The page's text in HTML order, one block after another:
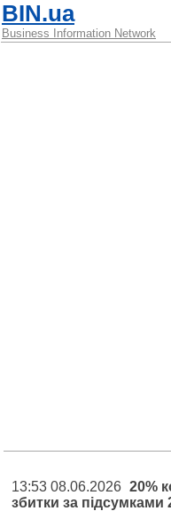
BIN.ua
Business Information Network
13:53 08.06.202620%
збитки за підсумками